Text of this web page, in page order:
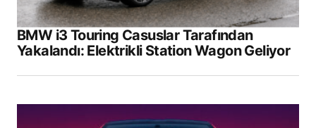
BMW i3 Touring Casuslar Tarafından
Yakalandı: Elektrikli Station Wagon Geliyor